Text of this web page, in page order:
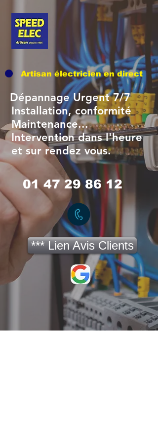
Dépannage Urgent 7/7
conformité
dans l'heure
sur rendez vous.
01 47 29 86 12
Artisan électricien en direct
*** Lien Avis Clients